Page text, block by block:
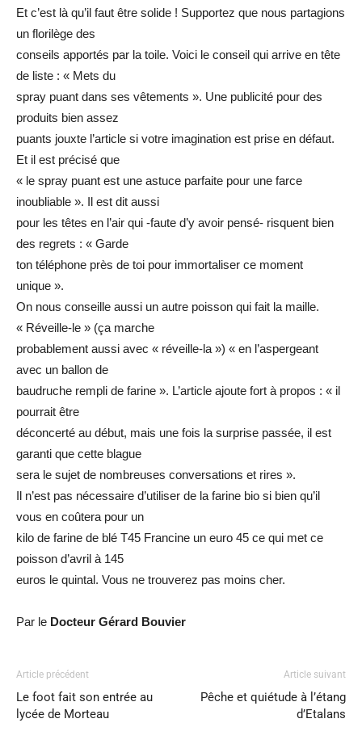
Et c’est là qu’il faut être solide ! Supportez que nous partagions
un florilège des
conseils apportés par la toile. Voici le conseil qui arrive en tête
de liste : « Mets du
spray puant dans ses vêtements ». Une publicité pour des
produits bien assez
puants jouxte l’article si votre imagination est prise en défaut.
Et il est précisé que
« le spray puant est une astuce parfaite pour une farce
inoubliable ». Il est dit aussi
pour les têtes en l’air qui -faute d’y avoir pensé- risquent bien
des regrets : « Garde
ton téléphone près de toi pour immortaliser ce moment
unique ».
On nous conseille aussi un autre poisson qui fait la maille.
« Réveille-le » (ça marche
probablement aussi avec « réveille-la ») « en l’aspergeant
avec un ballon de
baudruche rempli de farine ». L’article ajoute fort à propos : « il
pourrait être
déconcerté au début, mais une fois la surprise passée, il est
garanti que cette blague
sera le sujet de nombreuses conversations et rires ».
Il n’est pas nécessaire d’utiliser de la farine bio si bien qu’il
vous en coûtera pour un
kilo de farine de blé T45 Francine un euro 45 ce qui met ce
poisson d’avril à 145
euros le quintal. Vous ne trouverez pas moins cher.
Par le Docteur Gérard Bouvier
Article précédent
Le foot fait son entrée au
lycée de Morteau
Article suivant
Pêche et quiétude à l’étang
d’Etalans